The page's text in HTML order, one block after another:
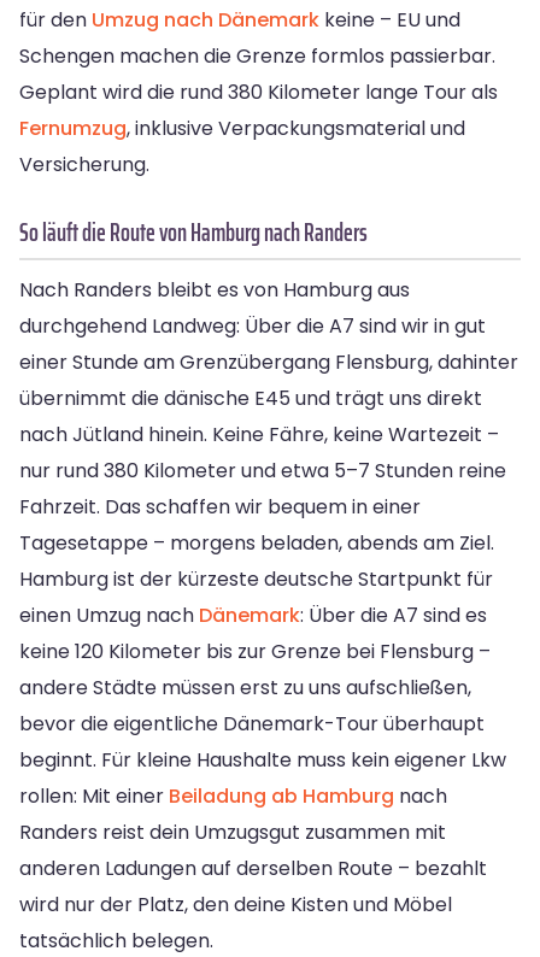
für den Umzug nach Dänemark keine – EU und
Schengen machen die Grenze formlos passierbar.
Geplant wird die rund 380 Kilometer lange Tour als
Fernumzug, inklusive Verpackungsmaterial und
Versicherung.
So läuft die Route von Hamburg nach Randers
Nach Randers bleibt es von Hamburg aus
durchgehend Landweg: Über die A7 sind wir in gut
einer Stunde am Grenzübergang Flensburg, dahinter
übernimmt die dänische E45 und trägt uns direkt
nach Jütland hinein. Keine Fähre, keine Wartezeit –
nur rund 380 Kilometer und etwa 5–7 Stunden reine
Fahrzeit. Das schaffen wir bequem in einer
Tagesetappe – morgens beladen, abends am Ziel.
Hamburg ist der kürzeste deutsche Startpunkt für
einen Umzug nach Dänemark: Über die A7 sind es
keine 120 Kilometer bis zur Grenze bei Flensburg –
andere Städte müssen erst zu uns aufschließen,
bevor die eigentliche Dänemark-Tour überhaupt
beginnt. Für kleine Haushalte muss kein eigener Lkw
rollen: Mit einer Beiladung ab Hamburg nach
Randers reist dein Umzugsgut zusammen mit
anderen Ladungen auf derselben Route – bezahlt
wird nur der Platz, den deine Kisten und Möbel
tatsächlich belegen.